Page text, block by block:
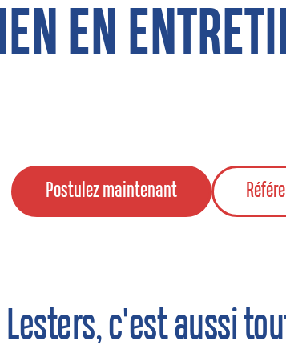
EN
Postulez maintenant
Lesters, c'est aussi